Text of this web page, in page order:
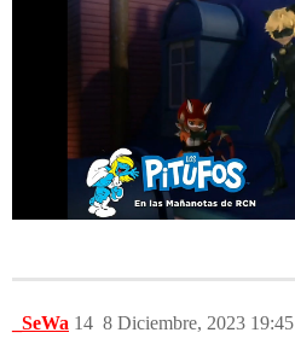
_SeWa 8 Diciembre, 2023 19:45
14